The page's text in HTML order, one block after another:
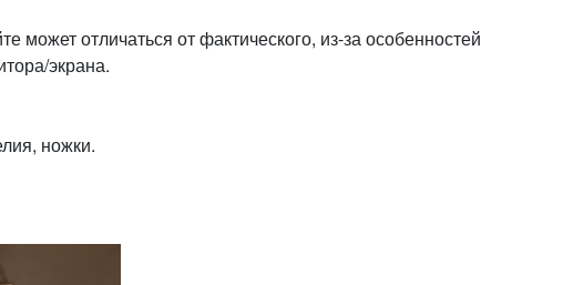
может отличаться от фактического, из-за особенностей
экрана.
ножки.